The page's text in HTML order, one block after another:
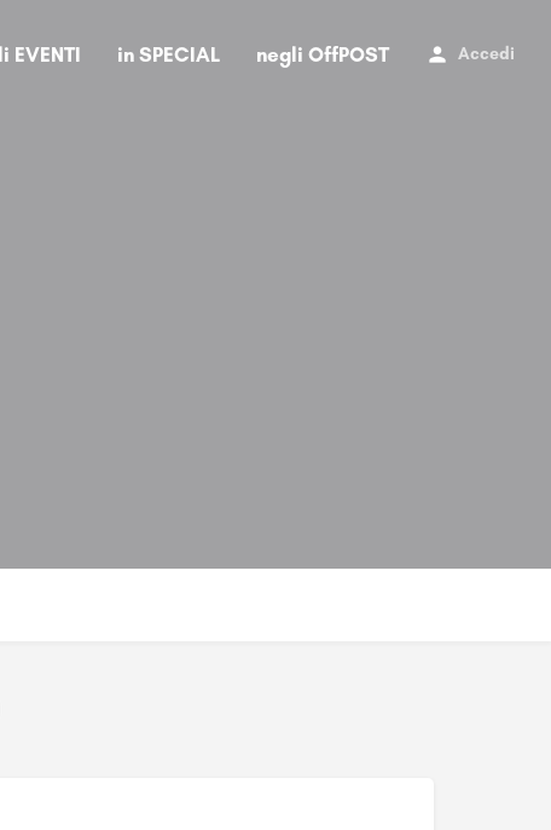
EVENTI in SPECIAL negli OffPOST Accedi